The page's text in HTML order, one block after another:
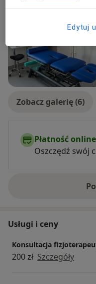
Zobacz galerię (6)
Płatność
Oszczędź swój
Usługi i ceny
Konsultacja
200 zł Szczegóły
Edytuj